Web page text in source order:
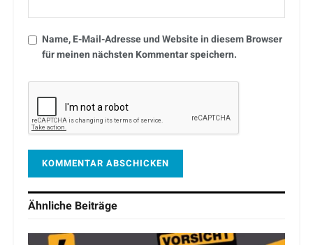
Name, E-Mail-Adresse und Website in diesem Browser
für meinen nächsten Kommentar speichern.
Ähnliche Beiträge